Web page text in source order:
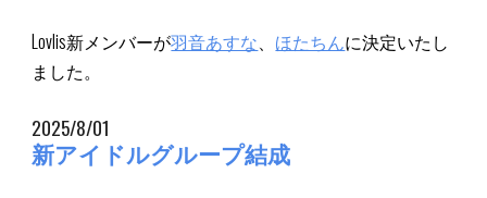
Lovlis新メンバーが羽音あすな、 ほたちんに決定いたし
ました。
2025/8/01
新アイドルグループ結成